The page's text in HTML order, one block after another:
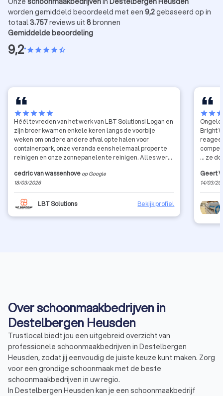
worden gemiddeld beoordeeld met een 9,2gebaseerd op in
totaal3.757reviews uit 8bronnen
Gemiddelde beoordeling
9,2•starstarstarstarstar_half
starstarstarstarstar
Héél tevreden van het werk van LBT Solutions! Logan en
zijn broer kwamen enkele keren langs de voorbije
weken om ondere andere afval op te halen voor
containerpark, onze veranda eens helemaal proper te
reinigen en onze zonnepanelen te reinigen. Alles werd
aanrader!
cedric van wassenhove op Google
18/03/2026
LBT Solutions Bekijk profiel
starstar
Bright Windows. Heb
... ze
te
op
achtergelaten ...).
om
Geert
14/03/
Over schoonmaakbedrijven in
Destelbergen Heusden
Trustlocal biedt jou een uitgebreid overzicht van
professionele schoonmaakbedrijven in Destelbergen
Heusden, zodat jij eenvoudig de juiste keuze kunt maken. Zorg
voor een grondige schoonmaak met de beste
schoonmaakbedrijven in uw regio.
In Destelbergen Heusden kan je een schoonmaakbedrijf